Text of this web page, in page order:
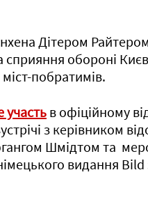
Дітером
обороні
побратимів.
участь в офіційному
з керівником
Шмідтом та
видання Bild